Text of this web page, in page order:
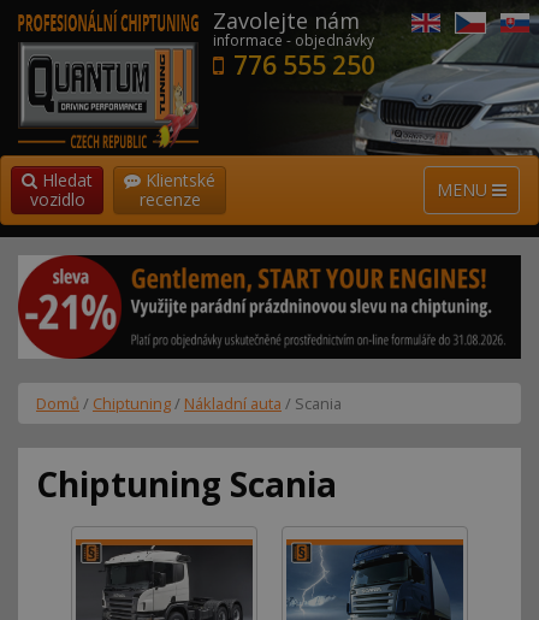
Zavolejte nám
informace - objednávky
776 555 250
MENU
Hledat
vozidlo
Klientské
recenze
Domů / Chiptuning/ Nákladní auta / Scania
Chiptuning Scania